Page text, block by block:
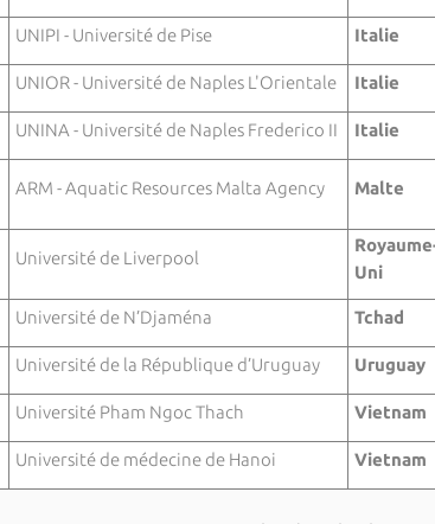
UNIPI - Université de Pise Italie
UNIOR - Université de Naples L'Orientale Italie
UNINA - Université de Naples Frederico II Italie
ARM - Aquatic Resources Malta Agency Malte
Université de Liverpool
Uni
Université de N’Djaména Tchad
Université de la République d’Uruguay Uruguay
Université Pham Ngoc Thach Vietnam
Université de médecine de Hanoi Vietnam